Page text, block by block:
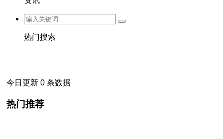
热门搜索
今日更新 0 条数据
热门推荐